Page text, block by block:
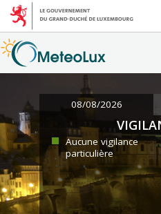
08/08/2026
Aucune vigilance
particulière